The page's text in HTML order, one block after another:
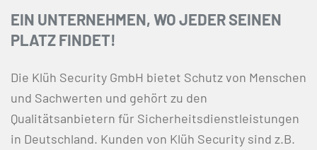
EIN UNTERNEHMEN, WO JEDER SEINEN
PLATZ FINDET!
Die Klüh Security GmbH bietet Schutz von Menschen
und Sachwerten und gehört zu den
Qualitätsanbietern für Sicherheitsdienstleistungen
in Deutschland. Kunden von Klüh Security sind z.B.